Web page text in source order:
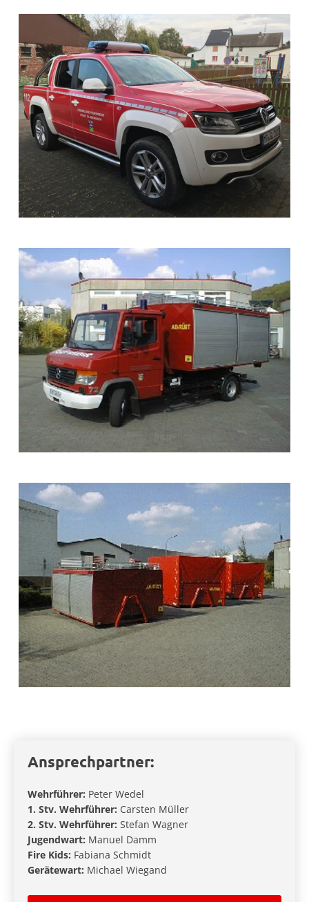
Ansprechpartner:
Wehrführer: Peter Wedel
1. Stv. Wehrführer: Carsten Müller
2. Stv. Wehrführer: Stefan Wagner
Jugendwart: Manuel Damm
Fire Kids: Fabiana Schmidt
Gerätewart: Michael Wiegand